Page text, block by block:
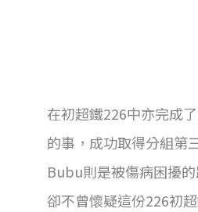
在初超鐵226中亦完成
的事，成功取得分組第
Bubu則是被傷病困擾
卻不曾懷疑這份226初